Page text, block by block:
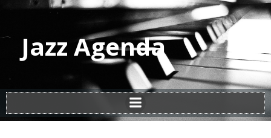
Vai
al
contenuto
Jazz Agenda